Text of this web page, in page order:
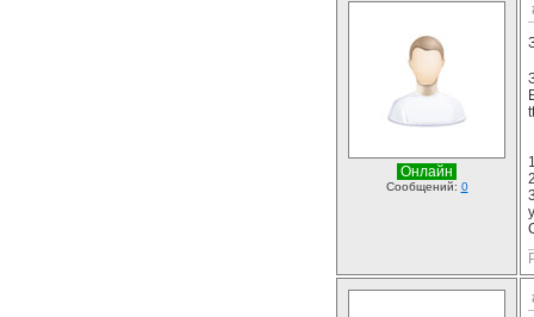
Онлайн
Сообщений: 0